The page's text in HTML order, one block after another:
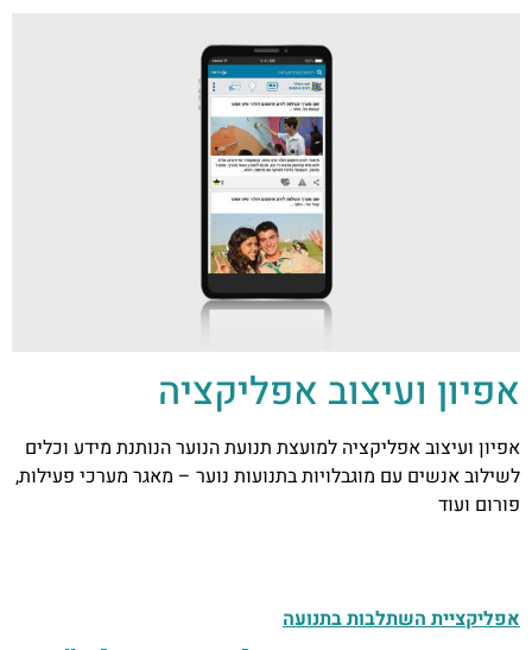
אפיון ועיצוב אפליקציה
אפיון ועיצוב אפליקציה למועצת תנועת הנוער​ הנותנת מידע וכלים
לשילוב אנשים עם מוגבלויות בתנועות נוער – מאגר מערכי פעילות,
פורום ועוד
אפליקציית השתלבות בתנועה​